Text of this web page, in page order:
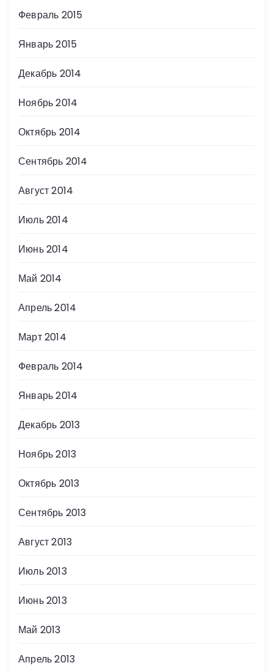
Февраль 2015
Январь 2015
Декабрь 2014
Ноябрь 2014
Октябрь 2014
Сентябрь 2014
Август 2014
Июль 2014
Июнь 2014
Май 2014
Апрель 2014
Март 2014
Февраль 2014
Январь 2014
Декабрь 2013
Ноябрь 2013
Октябрь 2013
Сентябрь 2013
Август 2013
Июль 2013
Июнь 2013
Май 2013
Апрель 2013